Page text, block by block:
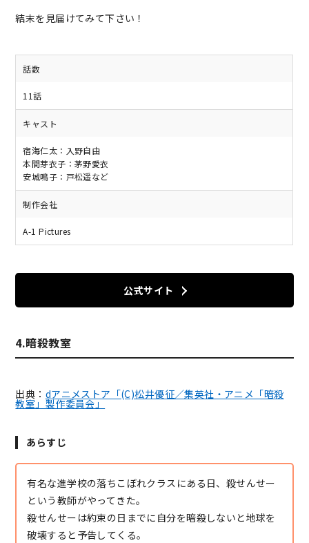
結末を見届けてみて下さい！
話数
11話
キャスト
宿海仁太：入野自由
本間芽衣子：茅野愛衣
安城鳴子：戸松遥など
制作会社
A-1 Pictures
公式サイト
4.暗殺教室
出典： dアニメストア「(C)松井優征／集英社・アニメ「暗殺
教室」製作委員会」
あらすじ
有名な進学校の落ちこぼれクラスにある日、殺せんせー
という教師がやってきた。
殺せんせーは約束の日までに自分を暗殺しないと地球を
破壊すると予告してくる。